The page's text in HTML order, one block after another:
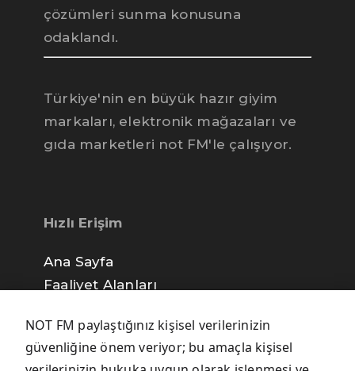
çözümleri sunma konusuna
odaklandı.
Türkiye'nin en büyük hazır giyim
markaları, elektronik mağazaları ve
gıda marketleri not FM'le çalışıyor.
Hızlı Erişim
Ana Sayfa
Faaliyet Alanları
Gizlilik Politikası
NOT FM paylaştığınız kişisel verilerinizin
güvenliğine önem veriyor; bu amaçla kişisel
Can